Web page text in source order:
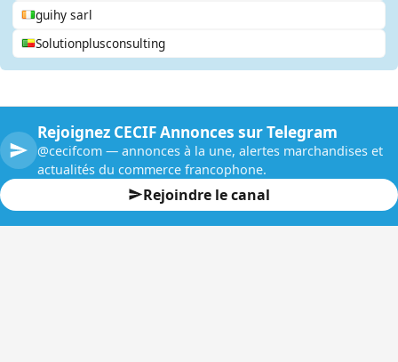
guihy sarl
Solutionplusconsulting
Rejoignez CECIF Annonces sur Telegram
@cecifcom — annonces à la une, alertes marchandises et
actualités du commerce francophone.
Rejoindre le canal